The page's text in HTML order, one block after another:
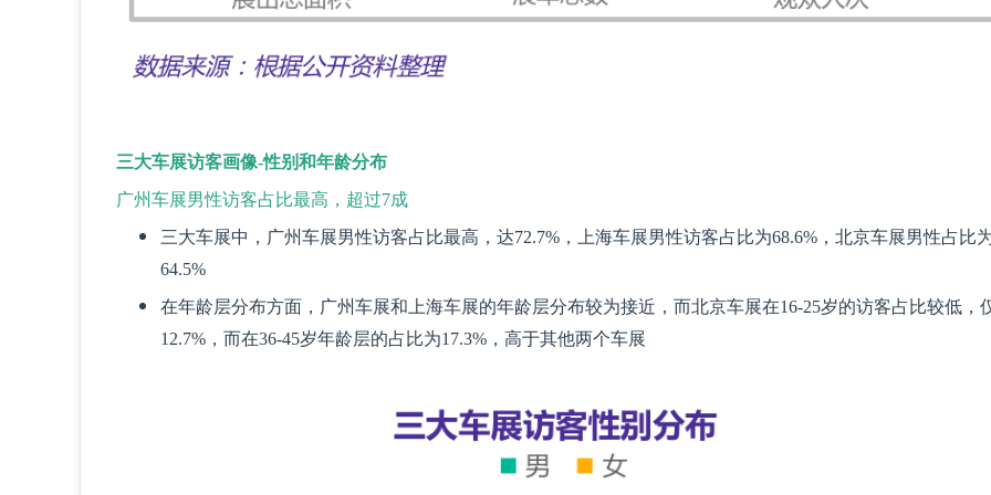
三大车展访客画像-性别和年龄分布
广州车展男性访客占比最高，超过7成
三大车展中，广州车展男性访客占比最高，达72.7%，上海车展男性访客占比为68.6%，北京车展男性占比
64.5%
在年龄层分布方面，广州车展和上海车展的年龄层分布较为接近，而北京车展在16-25岁的访客占比较低，
12.7%，而在36-45岁年龄层的占比为17.3%，高于其他两个车展